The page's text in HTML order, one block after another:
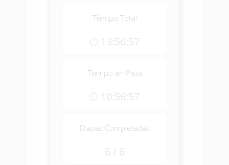
Tiempo Total
13:56:57
Tiempo en Pista
10:56:57
Etapas Completadas
6 / 6